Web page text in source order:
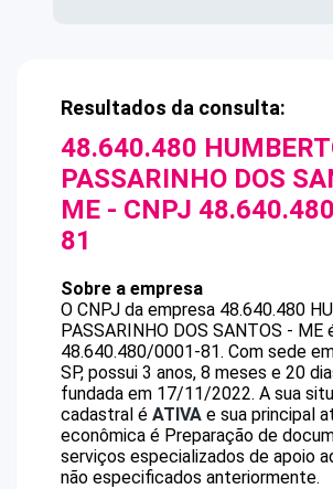
Resultados da consulta:
48.640.480
PASSARINHO DOS
ME - CNPJ
81
Sobre a empresa
O CNPJ da empresa 48.640.480
PASSARINHO DOS SANTOS - ME
48.640.480/0001-81. Com sede
SP, possui 3 anos, 8 meses e 20
fundada em 17/11/2022. A sua
cadastral é ATIVA e sua principal
econômica é Preparação de
serviços especializados de apoio
não especificados anteriormente.